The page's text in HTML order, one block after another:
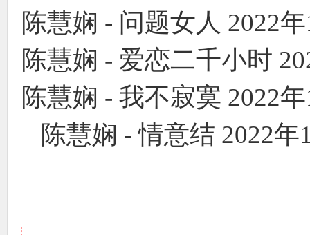
陈慧娴 - 问题女人 2022
陈慧娴 - 爱恋二千小时
陈慧娴 - 我不寂寞 2022
陈慧娴 - 情意结 2022